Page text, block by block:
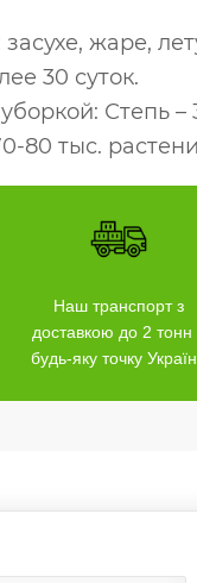
жаре,
30 суток.
Степь
80 тыс.
Наш транспорт з
доставкою до 2 тонн
будь-яку точку